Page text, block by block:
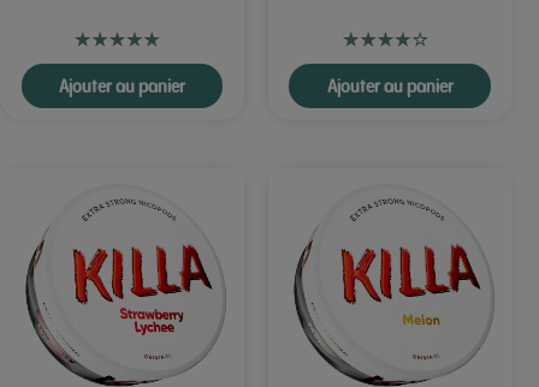
Ajouter au panier Ajouter au panier